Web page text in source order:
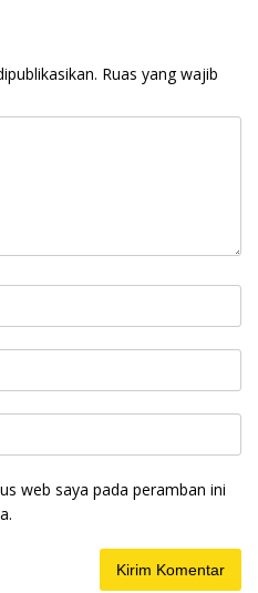
Ruas yang wajib
web saya pada peramban ini